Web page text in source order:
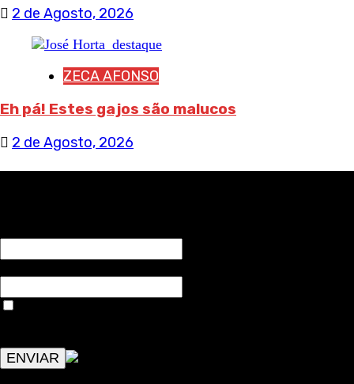
2 de Agosto, 2026
ZECA AFONSO
Eh pá! Estes gajos são malucos
2 de Agosto, 2026